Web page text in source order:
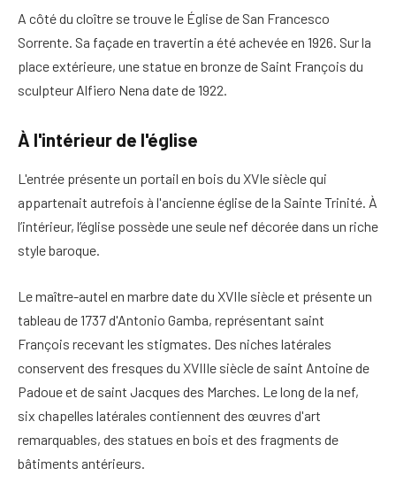
A côté du cloître se trouve le Église de San Francesco
Sorrente. Sa façade en travertin a été achevée en 1926. Sur la
place extérieure, une statue en bronze de Saint François du
sculpteur Alfiero Nena date de 1922.
À l'intérieur de l'église
L'entrée présente un portail en bois du XVIe siècle qui
appartenait autrefois à l'ancienne église de la Sainte Trinité. À
l’intérieur, l’église possède une seule nef décorée dans un riche
style baroque.
Le maître-autel en marbre date du XVIIe siècle et présente un
tableau de 1737 d'Antonio Gamba, représentant saint
François recevant les stigmates. Des niches latérales
conservent des fresques du XVIIIe siècle de saint Antoine de
Padoue et de saint Jacques des Marches. Le long de la nef,
six chapelles latérales contiennent des œuvres d'art
remarquables, des statues en bois et des fragments de
bâtiments antérieurs.